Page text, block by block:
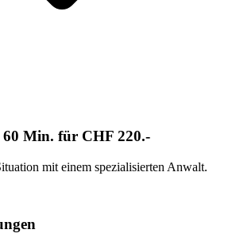
Min. für CHF 220.-
mit einem spezialisierten Anwalt.